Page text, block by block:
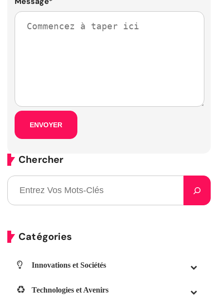
Chercher
Catégories
Innovations et Sociétés
Technologies et Avenirs